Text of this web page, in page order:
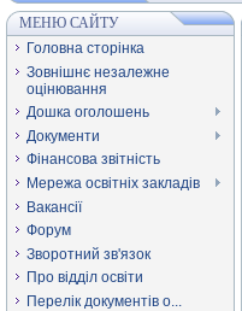
МЕНЮ САЙТУ
Головна сторінка
Зовнішнє незалежне
оцінювання
Дошка оголошень
Документи
Фінансова звітність
Мережа освітніх закладів
Вакансії
Форум
Зворотний зв'язок
Про відділ освіти
Перелік документів о...